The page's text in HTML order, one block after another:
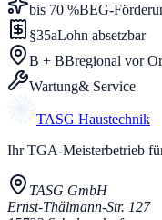
bis 70 %BEG-
§35aLohn absetzbar
B + BBregional vor
Wartung& Service
TASG Haustechnik
Ihr TGA-Meisterbetrieb
TASG GmbH
Ernst-Thälmann-Str. 127